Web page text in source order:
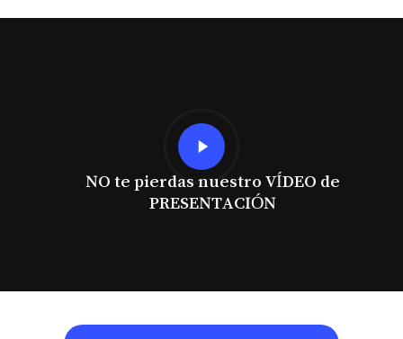
Play
Video
NO te pierdas nuestro VÍDEO de
PRESENTACIÓN